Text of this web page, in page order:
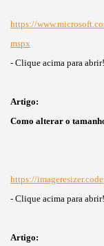
https://
mspx
- Clique acima para abrir!
Artigo:
Como alterar o
https://
- Clique acima para abrir!
Artigo: